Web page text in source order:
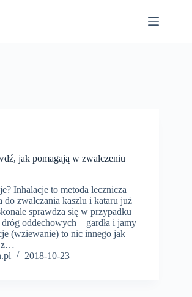
jak pomagają w zwalczeniu
Inhalacje to metoda lecznicza
do zwalczania kaszlu i kataru już
sprawdza się w przypadku
oddechowych – gardła i jamy
(wziewanie) to nic innego jak
z…
2018-10-23